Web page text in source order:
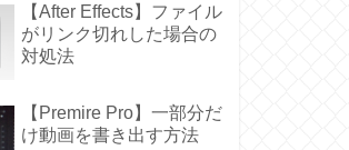
【After Effects】ファイル
がリンク切れした場合の
対処法
【Premire Pro】一部分だ
け動画を書き出す方法